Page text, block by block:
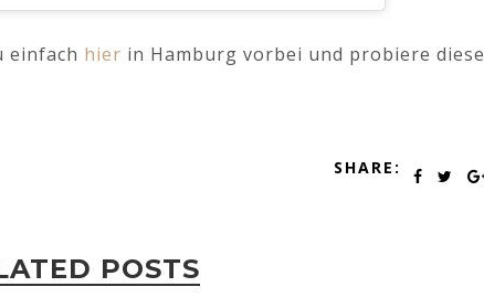
einfach hier in Hamburg vorbei und probiere diese
SHARE:
POSTS